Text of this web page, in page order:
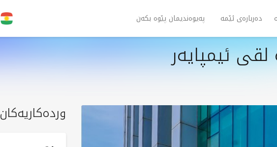
دەربارەی ئێمە پەیوەندیمان پێوە بکەن
ئیمپایەر
وردەکاریەکان